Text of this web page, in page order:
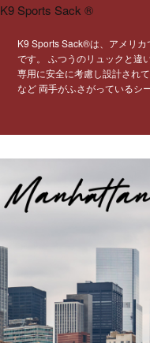
K9 Sports Sack ®
K9 Sports Sack®は、アメリカ
です。
ふつうのリュックと違
専用に安全に考慮し設計されて
など 両手がふさがっているシ